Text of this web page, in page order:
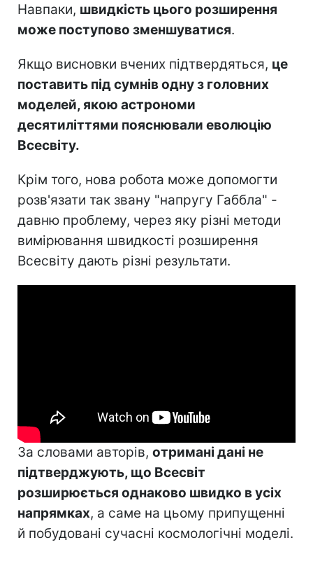
Навпаки, швидкість цього розширення
може поступово зменшуватися.
Якщо висновки вчених підтвердяться, це
поставить під сумнів одну з головних
моделей, якою астрономи
десятиліттями пояснювали еволюцію
Всесвіту.
Крім того, нова робота може допомогти
розв'язати так звану "напругу Габбла" -
давню проблему, через яку різні методи
вимірювання швидкості розширення
Всесвіту дають різні результати.
За словами авторів, отримані дані не
підтверджують, що Всесвіт
розширюється однаково швидко в усіх
напрямках, а саме на цьому припущенні
й побудовані сучасні космологічні моделі.